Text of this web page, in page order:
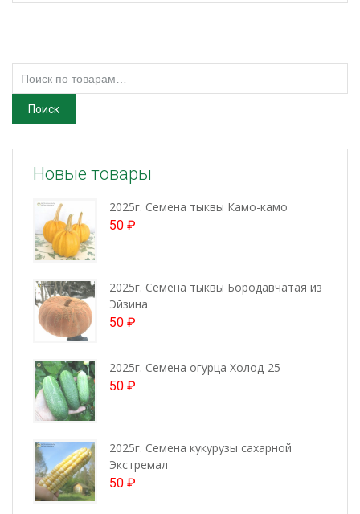
Искать:
Поиск
Новые товары
2025г. Семена тыквы Камо-камо
50 ₽
2025г. Семена тыквы Бородавчатая из
Эйзина
50 ₽
2025г. Семена огурца Холод-25
50 ₽
2025г. Семена кукурузы сахарной
Экстремал
50 ₽